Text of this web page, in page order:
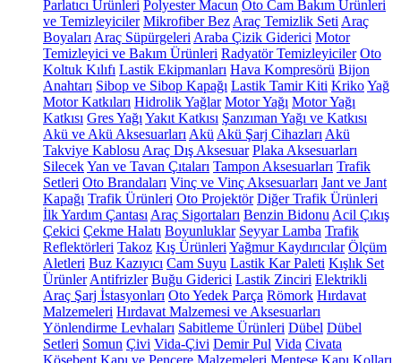
Parlatıcı Ürünleri Polyester Macun Oto Cam Bakım Ürünleri
ve Temizleyiciler Mikrofiber Bez Araç Temizlik Seti Araç
Boyaları Araç Süpürgeleri Araba Çizik Giderici Motor
Temizleyici ve Bakım Ürünleri Radyatör Temizleyiciler Oto
Koltuk Kılıfı Lastik Ekipmanları Hava Kompresörü Bijon
Anahtarı Sibop ve Sibop Kapağı Lastik Tamir Kiti KrikoYağ
Motor Katkıları Hidrolik Yağlar Motor Yağı Motor Yağı
Katkısı Gres Yağı Yakıt Katkısı Şanzıman Yağı ve Katkısı
Akü ve Akü Aksesuarları Akü Akü Şarj Cihazları Akü
Takviye Kablosu Araç Dış Aksesuar Plaka Aksesuarları
SilecekYan ve Tavan Çıtaları Tampon Aksesuarları Trafik
Setleri Oto Brandaları Vinç ve Vinç Aksesuarları Jant ve Jant
Kapağı Trafik Ürünleri Oto Projektör Diğer Trafik Ürünleri
İlk Yardım Çantası Araç Sigortaları Benzin Bidonu Acil Çıkış
Çekici Çekme Halatı Boyunluklar Seyyar Lamba Trafik
Reflektörleri Takoz Kış Ürünleri Yağmur Kaydırıcılar Ölçüm
Aletleri Buz Kazıyıcı Cam Suyu Lastik Kar Paleti Kışlık Set
Ürünler Antifrizler Buğu Giderici Lastik Zinciri Elektrikli
Araç Şarj İstasyonları Oto Yedek Parça Römork Hırdavat
Malzemeleri Hırdavat Malzemesi ve Aksesuarları
Yönlendirme Levhaları Sabitleme Ürünleri Dübel Dübel
Setleri Somun Çivi Vida-Çivi Demir Pul Vida Civata
Köşebent Kapı ve Pencere Malzemeleri Menteşe Kapı Kolları